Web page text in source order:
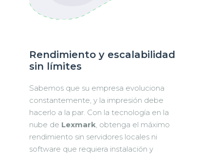
Rendimiento y escalabilidad
sin límites
Sabemos que su empresa evoluciona
constantemente, y la impresión debe
hacerlo a la par. Con la tecnología en la
nube de Lexmark, obtenga el máximo
rendimiento sin servidores locales ni
software que requiera instalación y